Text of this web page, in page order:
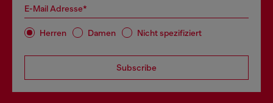
E-Mail Adresse*
Herren Damen Nicht spezifiziert
Subscribe